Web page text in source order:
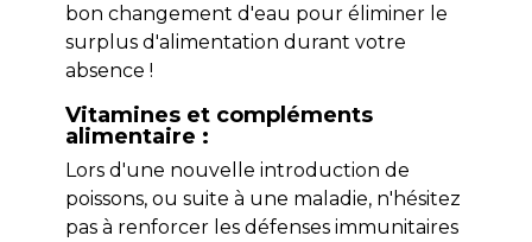
bon changement d'eau pour éliminer le
surplus d'alimentation durant votre
absence !
Vitamines et compléments
alimentaire :
Lors d'une nouvelle introduction de
poissons, ou suite à une maladie, n'hésitez
pas à renforcer les défenses immunitaires